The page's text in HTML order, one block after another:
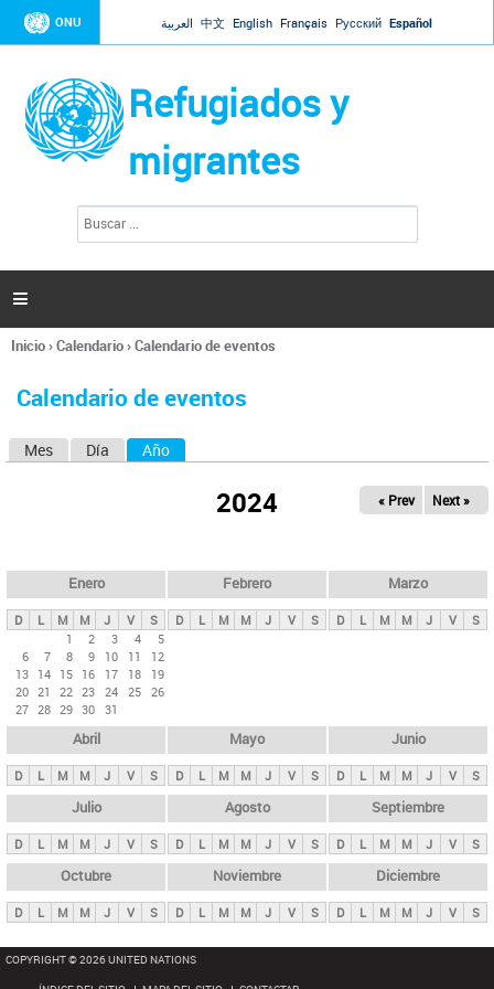
Jump to navigation
ONU العربية 中文 English Français Русский Español
Refugiados y
migrantes
l
d
s

Se
usted
Inicio›Calendario›Calendario de eventos
Calendario de eventos
s
p
n
i
p
a
l
s
Mes Día Año
2024 « Prev Next »
Enero
D L M M J V
S
1
2 3 4
5
6
7 8 9 10 11
12
13 14 15 16 17 18
19
20 21 22 23 24 25 26
27 28 29 30 31
Febrero
D L M M J V S
Marzo
D L M M J V S
Abril
D L M M J V S
Mayo
D L M M J V S
Junio
D L M M J V S
Julio
D L M M J V S
Agosto
D L M M J V S
Septiembre
D L M M J V S
Octubre
D L M M J V S
Noviembre
D L M M J V S
Diciembre
D L M M J V S
COPYRIGHT © 2026 UNITED NATIONS